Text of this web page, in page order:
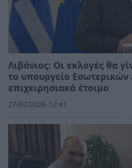
Λιβάνιος: Οι εκλογές θα
το υπουργείο Εσωτερικών
επιχειρησιακά έτοιμο
27/07/2026 12:41